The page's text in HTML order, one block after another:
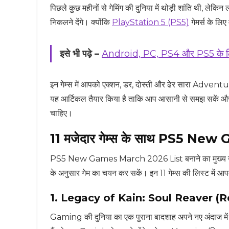
पिछले कुछ महीनों से गेमिंग की दुनिया में थोड़ी शांति थी,
निकलने देंगे। क्योंकि PlayStation 5 (PS5) गेमर्स के लिए
इसे भी पढ़े – Android, PC, PS4 और PS5 के
इन गेम्स में आपको एक्शन, डर, दोस्ती और ढेर सारा
यह आर्टिकल तैयार किया है ताकि आप आसानी से समझ सकें
चाहिए।
11 मजेदार गेम्स के साथ PS5
PS5 New Games March 2026 List बनाने का मुख्य
के अनुसार गेम का चयन कर सकें। इन 11 गेम्स की लिस्ट में
1. Legacy of Kain: Soul Reaver
Gaming की दुनिया का एक पुराना बादशाह अपने नए